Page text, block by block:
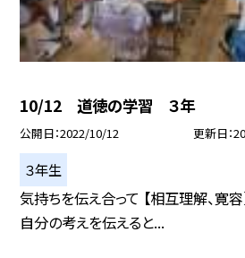
10/12 道徳の学習 ３年
公開日 2022/10/12 更新日
３年生
気持ちを伝え合って 【相互理解、寛容
自分の考えを伝えると...